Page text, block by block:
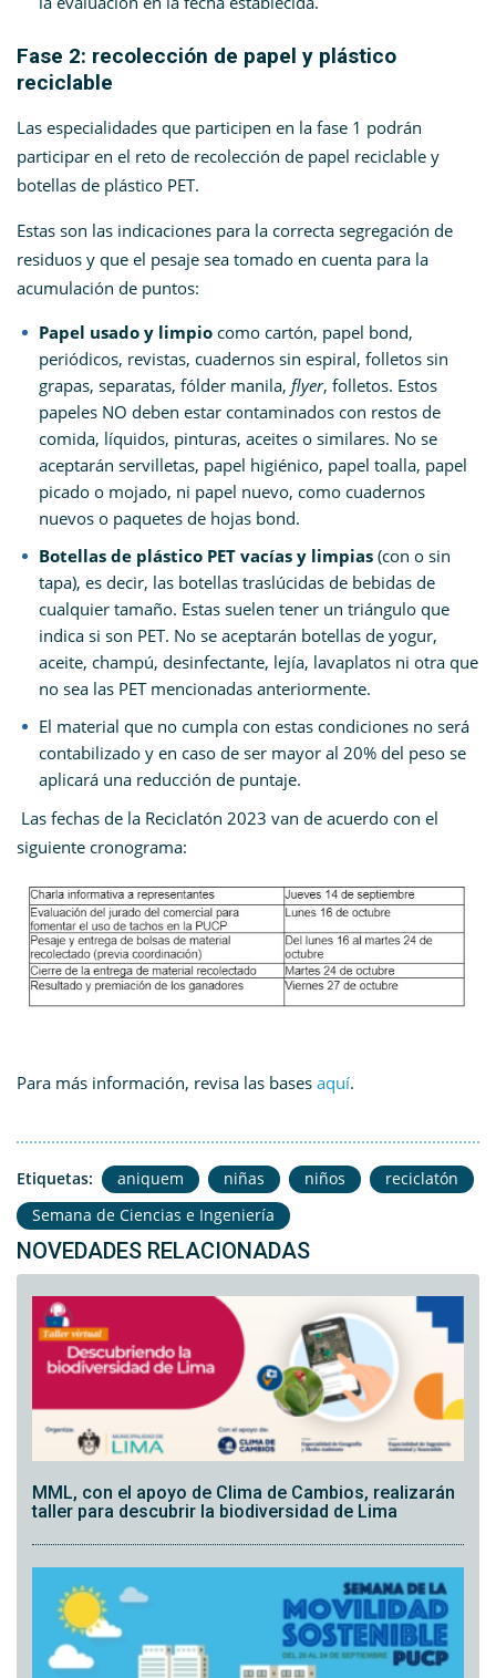
Fase 2: recolección de papel y plástico
reciclable
Las especialidades que participen en la fase 1 podrán
participar en el reto de recolección de papel reciclable y
botellas de plástico PET.
Estas son las indicaciones para la correcta segregación de
residuos y que el pesaje sea tomado en cuenta para la
acumulación de puntos:
Papel usado y limpio como cartón, papel bond,
periódicos, revistas, cuadernos sin espiral, folletos sin
grapas, separatas, fólder manila, flyer, folletos. Estos
papeles NO deben estar contaminados con restos de
comida, líquidos, pinturas, aceites o similares. No se
aceptarán servilletas, papel higiénico, papel toalla, papel
picado o mojado, ni papel nuevo, como cuadernos
nuevos o paquetes de hojas bond.
Botellas de plástico PET vacías y limpias (con o sin
tapa), es decir, las botellas traslúcidas de bebidas de
cualquier tamaño. Estas suelen tener un triángulo que
indica si son PET. No se aceptarán botellas de yogur,
aceite, champú, desinfectante, lejía, lavaplatos ni otra que
no sea las PET mencionadas anteriormente.
El material que no cumpla con estas condiciones no será
contabilizado y en caso de ser mayor al 20% del peso se
aplicará una reducción de puntaje.
Las fechas de la Reciclatón 2023 van de acuerdo con el
siguiente cronograma:
Para más información, revisa las bases aquí.
Etiquetas: aniquem niñas niños
reciclatón
Semana de Ciencias e Ingeniería
NOVEDADES RELACIONADAS
MML, con el apoyo de Clima de Cambios, realizarán
taller para descubrir la biodiversidad de Lima